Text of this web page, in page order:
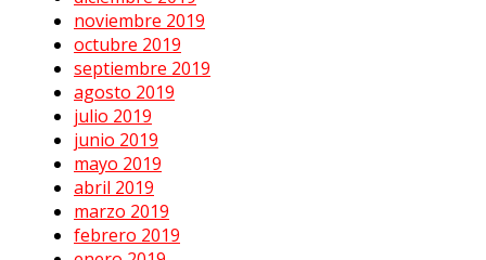
noviembre 2019
octubre 2019
septiembre 2019
agosto 2019
julio 2019
junio 2019
mayo 2019
abril 2019
marzo 2019
febrero 2019